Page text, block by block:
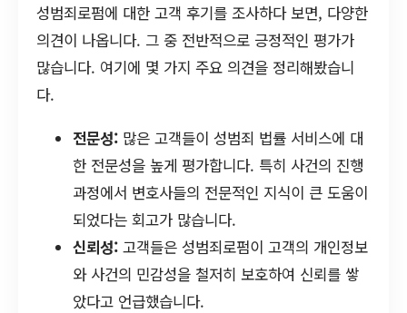
성범죄로펌에 대한 고객 후기를 조사하다 보면, 다양한
의견이 나옵니다. 그 중 전반적으로 긍정적인 평가가
많습니다. 여기에 몇 가지 주요 의견을 정리해봤습니
다.
전문성: 많은 고객들이 성범죄 법률 서비스에 대
한 전문성을 높게 평가합니다. 특히 사건의 진행
과정에서 변호사들의 전문적인 지식이 큰 도움이
되었다는 회고가 많습니다.
신뢰성: 고객들은 성범죄로펌이 고객의 개인정보
와 사건의 민감성을 철저히 보호하여 신뢰를 쌓
았다고 언급했습니다.